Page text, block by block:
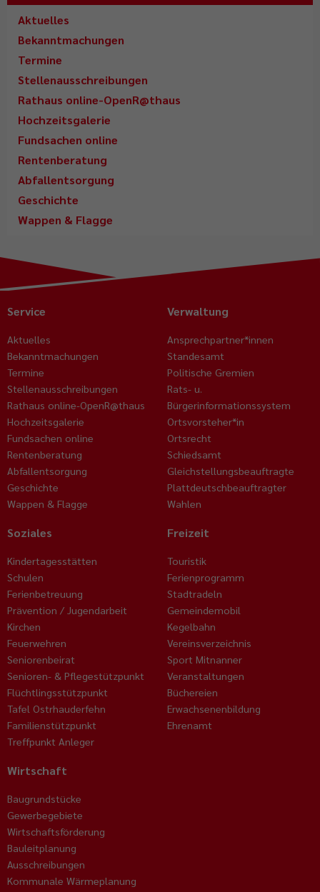
Aktuelles
Bekanntmachungen
Termine
Stellenausschreibungen
Rathaus online-OpenR@thaus
Hochzeitsgalerie
Fundsachen online
Rentenberatung
Abfallentsorgung
Geschichte
Wappen & Flagge
Service
Aktuelles
Bekanntmachungen
Termine
Stellenausschreibungen
Rathaus online-OpenR@thaus
Hochzeitsgalerie
Fundsachen online
Rentenberatung
Abfallentsorgung
Geschichte
Wappen & Flagge
Verwaltung
Ansprechpartner*innen
Standesamt
Politische Gremien
Rats- u.
Bürgerinformationssystem
Ortsvorsteher*in
Ortsrecht
Schiedsamt
Gleichstellungsbeauftragte
Plattdeutschbeauftragter
Wahlen
Soziales
Kindertagesstätten
Schulen
Ferienbetreuung
Prävention / Jugendarbeit
Kirchen
Feuerwehren
Seniorenbeirat
Senioren- & Pflegestützpunkt
Flüchtlingsstützpunkt
Tafel Ostrhauderfehn
Familienstützpunkt
Treffpunkt Anleger
Freizeit
Touristik
Ferienprogramm
Stadtradeln
Gemeindemobil
Kegelbahn
Vereinsverzeichnis
Sport Mitnanner
Veranstaltungen
Büchereien
Erwachsenenbildung
Ehrenamt
Wirtschaft
Baugrundstücke
Gewerbegebiete
Wirtschaftsförderung
Bauleitplanung
Ausschreibungen
Kommunale Wärmeplanung